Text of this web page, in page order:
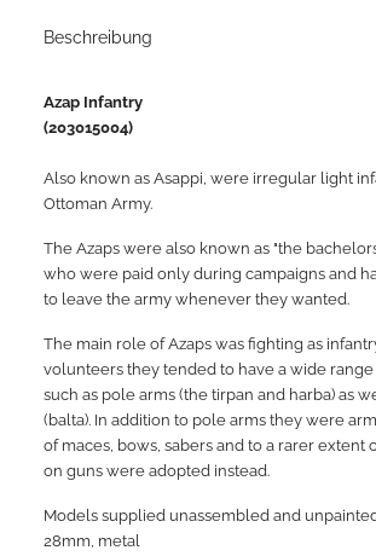
Beschreibung
Azap Infantry
(203015004)
Also known as Asappi, were irregular light
Ottoman Army.
The Azaps were also known as "the
who were paid only during campaigns and
to leave the army whenever they wanted.
The main role of Azaps was fighting as
volunteers they tended to have a wide
such as pole arms (the tirpan and harba) as
(balta). In addition to pole arms they were
of maces, bows, sabers and to a rarer extent
on guns were adopted instead.
Models supplied unassembled and
28mm, metal